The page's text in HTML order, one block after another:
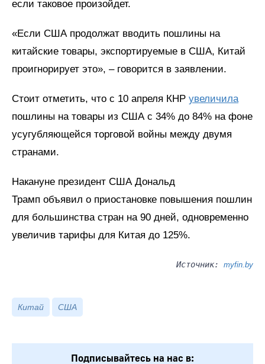
если таковое произойдет.
«Если США продолжат вводить пошлины на
китайские товары, экспортируемые в США, Китай
проигнорирует это», – говорится в заявлении.
Стоит отметить, что с 10 апреля КНР увеличила
пошлины на товары из США с 34% до 84% на фоне
усугубляющейся торговой войны между двумя
странами.
Накануне президент США Дональд
Трамп объявил о приостановке повышения пошлин
для большинства стран на 90 дней, одновременно
увеличив тарифы для Китая до 125%.
Источник: myfin.by
Китай США
Подписывайтесь на нас в: